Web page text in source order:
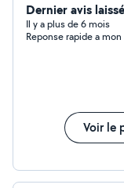
Dernier avis
Il y a plus de 6 mois
Reponse rapide a
Voir le